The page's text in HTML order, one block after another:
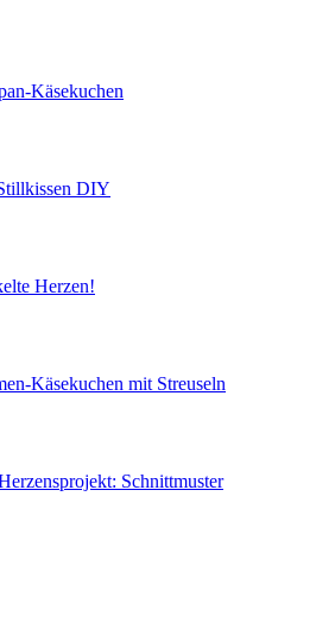
Käsekuchen
DIY
Herzen!
Käsekuchen mit Streuseln
Schnittmuster